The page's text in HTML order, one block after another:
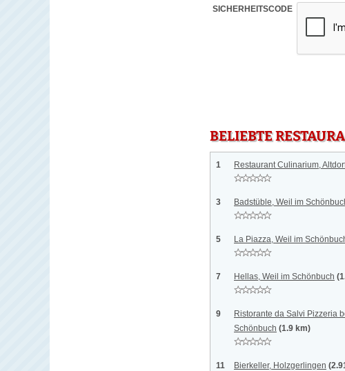
SICHERHEITSCODE
BELIEBTE
1 Restaurant Culinarium,
3 Badstüble, Weil im
5 La Piazza, Weil im
7 Hellas, Weil im Schönbuch
9
Ristorante da Salvi Pizzeria
Schönbuch (1.9 km)
11 Bierkeller, Holzgerlingen